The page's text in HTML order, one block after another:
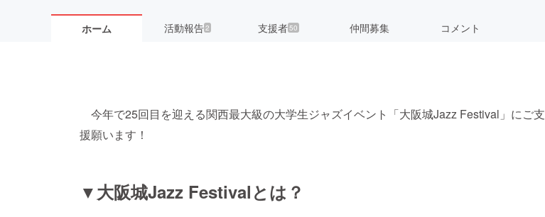
ホーム 活動報告2 支援者50 仲間募集 コメント
今年で25回目を迎える関西最大級の大学生ジャズイベント「大阪城Jazz Festival」にご支
援願います！
▼大阪城Jazz Festivalとは？